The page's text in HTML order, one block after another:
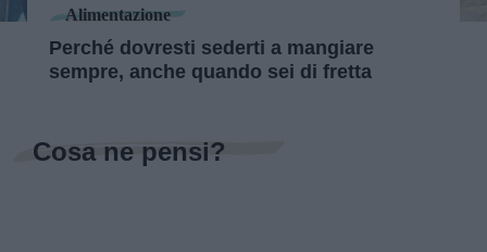
Alimentazione
Perché dovresti sederti a mangiare
sempre, anche quando sei di fretta
Cosa ne pensi?